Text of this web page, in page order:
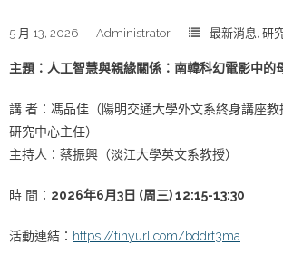
5 月 13, 2026 Administrator 最新消息, 研
主題：人工智慧與親緣關係：南韓科幻電影中的
講 者：馮品佳（陽明交通大學外文系終身講座
研究中心主任）
主持人：蔡振興（淡江大學英文系教授）
時 間： 2026年6月3日 (周三) 12:15-13:30
活動連結： https://tinyurl.com/bddrt3ma